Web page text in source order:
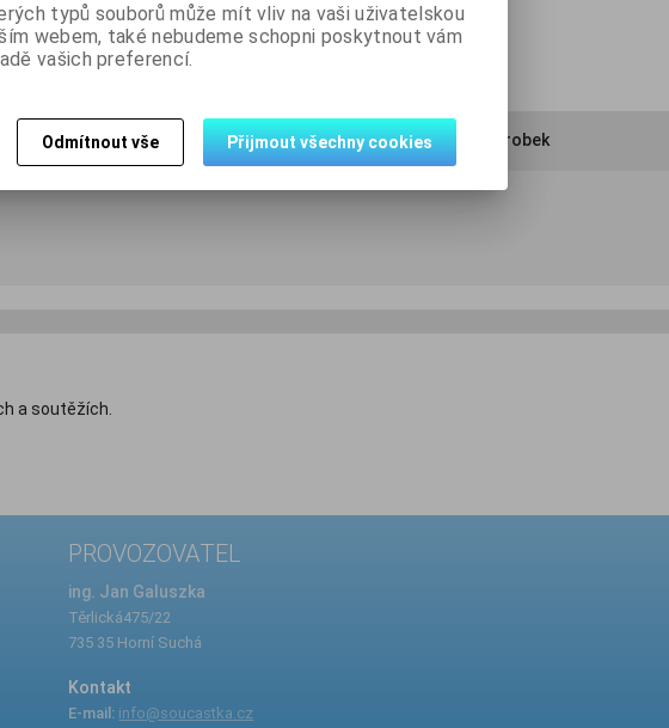
výrobek Doporučit výrobek
a soutěžích.
PROVOZOVATEL
ing. Jan Galuszka
Těrlická475/22
735 35 Horní Suchá
Kontakt
E-mail: info@soucastka.cz
typů souborů může mít vliv na vaši uživatelskou
webem, také nebudeme schopni poskytnout vám
vašich preferencí.
Odmítnout vše Přijmout všechny cookies